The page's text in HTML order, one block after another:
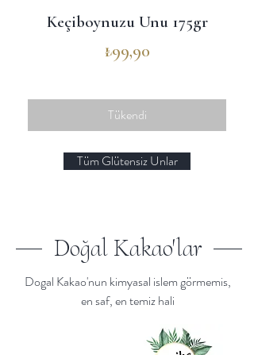
Keçiboynuzu Unu 175gr
Fiyat
₺99,90
Tükendi
Tüm Glütensiz Unlar
Doğal Kakao'lar
Dogal Kakao'nun kimyasal islem görmemis,
en saf, en temiz hali